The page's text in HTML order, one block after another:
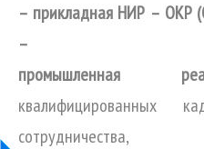
– прикладная НИР – ОКР
–
промышленная
квалифицированных
сотрудничества,